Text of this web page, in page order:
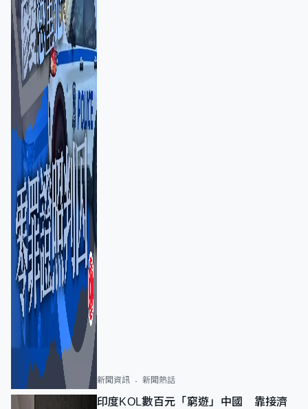
新聞資訊 新聞熱話
印度KOL數百元「窮遊」中國 靠接濟